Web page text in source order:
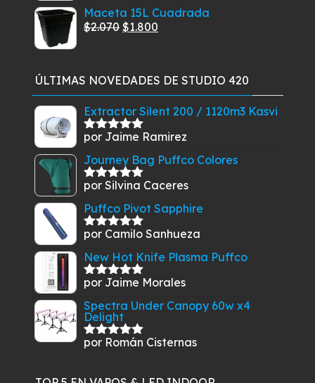
$30.900.$27.500.
5
precio
original
precio
Maceta 15L Cuadrada
$2.070 El
era:
$2.070.
$1.800
es:
$1.800.
ÚLTIMAS NOVEDADES DE STUDIO 420
Extractor Silent 200 / 1120m3 Kasvi
Valorado
por Jaime Ramirez
Journey Bag Puffco Colores
Valorado
por Silvina Caceres
Puffco Pivot Sapphire
Valorado
por Camilo Sanhueza
New Hot Knife Plasma Puffco
Valorado
por Jaime Morales
Spectra Under Canopy 60w x4
Delight
Valorado
por Román Cisternas